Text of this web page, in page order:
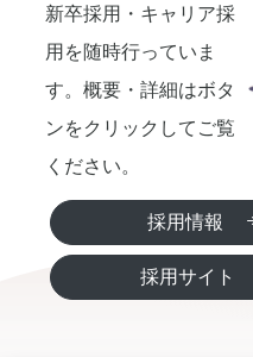
様
の
新卒採用・キャリア採
用を随時行っていま
す。概要・詳細はボタ
ンをクリックしてご覧
ください。
採用情報
採用サイト